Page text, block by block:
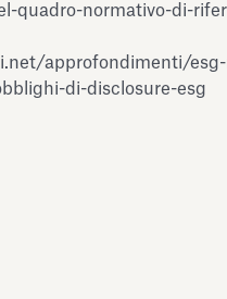
quadro-normativo-di-
approfondimenti/
di-disclosure-esg